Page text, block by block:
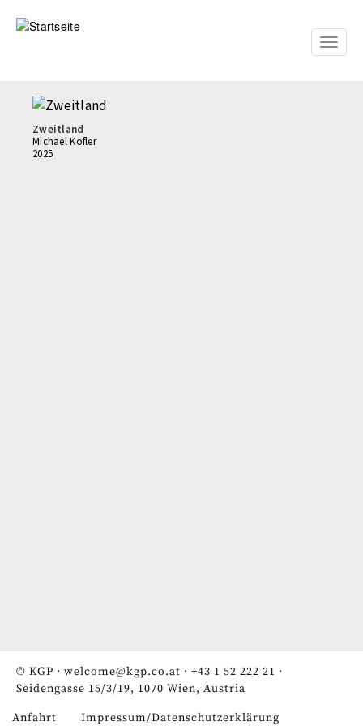
zum
Toggle
Zweitland
Michael Kofler
2025
© KGP · welcome@kgp.co.at · +43 1 52 222 21 ·
Seidengasse 15/3/19, 1070 Wien, Austria
Anfahrt Impressum/Datenschutzerklärung